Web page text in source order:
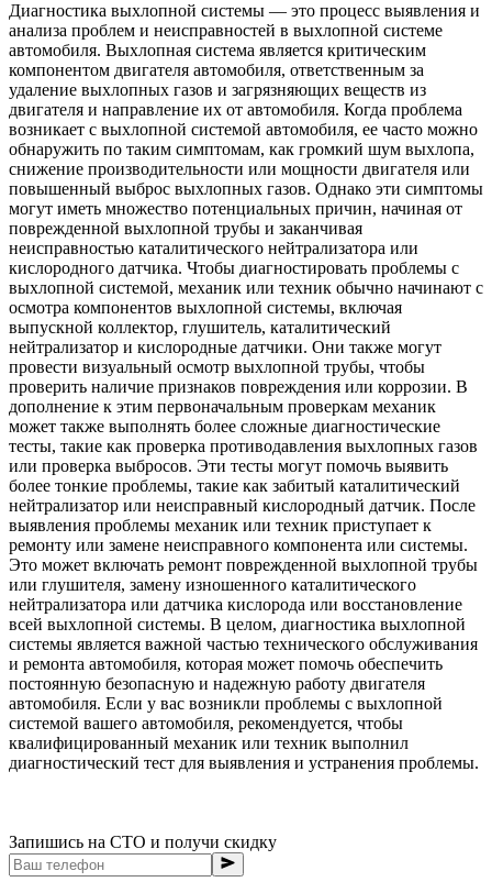
Диагностика выхлопной системы — это процесс выявления и
анализа проблем и неисправностей в выхлопной системе
автомобиля. Выхлопная система является критическим
компонентом двигателя автомобиля, ответственным за
удаление выхлопных газов и загрязняющих веществ из
двигателя и направление их от автомобиля. Когда проблема
возникает с выхлопной системой автомобиля, ее часто можно
обнаружить по таким симптомам, как громкий шум выхлопа,
снижение производительности или мощности двигателя или
повышенный выброс выхлопных газов. Однако эти симптомы
могут иметь множество потенциальных причин, начиная от
поврежденной выхлопной трубы и заканчивая
неисправностью каталитического нейтрализатора или
кислородного датчика. Чтобы диагностировать проблемы с
выхлопной системой, механик или техник обычно начинают с
осмотра компонентов выхлопной системы, включая
выпускной коллектор, глушитель, каталитический
нейтрализатор и кислородные датчики. Они также могут
провести визуальный осмотр выхлопной трубы, чтобы
проверить наличие признаков повреждения или коррозии. В
дополнение к этим первоначальным проверкам механик
может также выполнять более сложные диагностические
тесты, такие как проверка противодавления выхлопных газов
или проверка выбросов. Эти тесты могут помочь выявить
более тонкие проблемы, такие как забитый каталитический
нейтрализатор или неисправный кислородный датчик. После
выявления проблемы механик или техник приступает к
ремонту или замене неисправного компонента или системы.
Это может включать ремонт поврежденной выхлопной трубы
или глушителя, замену изношенного каталитического
нейтрализатора или датчика кислорода или восстановление
всей выхлопной системы. В целом, диагностика выхлопной
системы является важной частью технического обслуживания
и ремонта автомобиля, которая может помочь обеспечить
постоянную безопасную и надежную работу двигателя
автомобиля. Если у вас возникли проблемы с выхлопной
системой вашего автомобиля, рекомендуется, чтобы
квалифицированный механик или техник выполнил
диагностический тест для выявления и устранения проблемы.
Запишись на СТО и получи скидку